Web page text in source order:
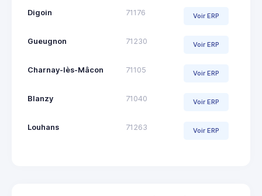
Digoin 71176 Voir ERP
Gueugnon 71230 Voir ERP
Charnay-lès-Mâcon 71105 Voir ERP
Blanzy 71040 Voir ERP
Louhans 71263 Voir ERP